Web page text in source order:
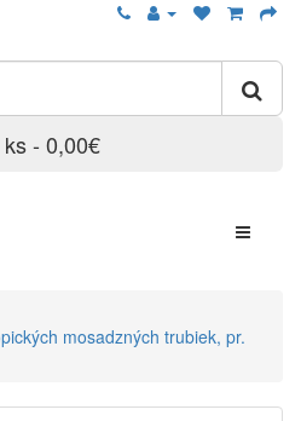
- 0,00€
mosadzných trubiek, pr.